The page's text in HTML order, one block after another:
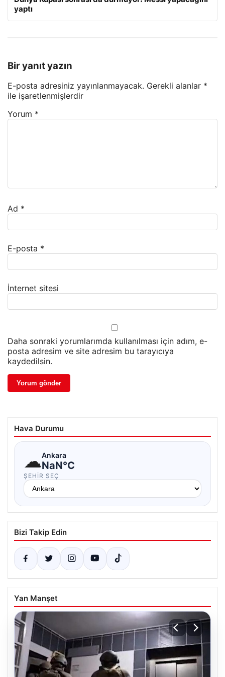
yaptı
Bir yanıt yazın
E-posta adresiniz yayınlanmayacak. Gerekli alanlar *
ile işaretlenmişlerdir
Yorum *
Ad *
E-posta *
İnternet sitesi
Daha sonraki yorumlarımda kullanılması için adım, e-
posta adresim ve site adresim bu tarayıcıya
kaydedilsin.
Hava Durumu
☁Ankara
NaN°C
ŞEHIR SEÇ
Bizi Takip Edin
Yan Manşet